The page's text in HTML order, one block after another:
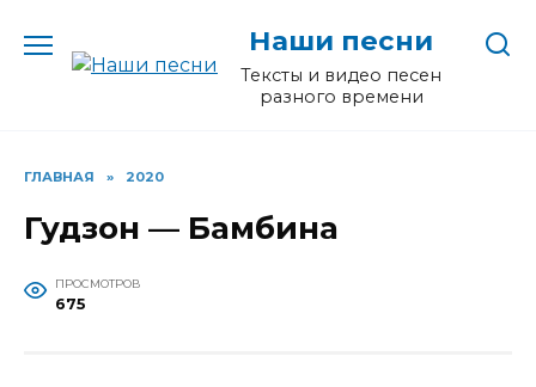
содержанию
Наши песни
Тексты и видео песен
разного времени
ГЛАВНАЯ » 2020
Гудзон — Бамбина
ПРОСМОТРОВ
675